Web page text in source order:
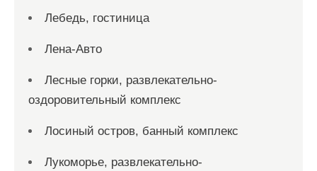
Лебедь, гостиница
Лена-Авто
Лесные горки, развлекательно-
оздоровительный комплекс
Лосиный остров, банный комплекс
Лукоморье, развлекательно-